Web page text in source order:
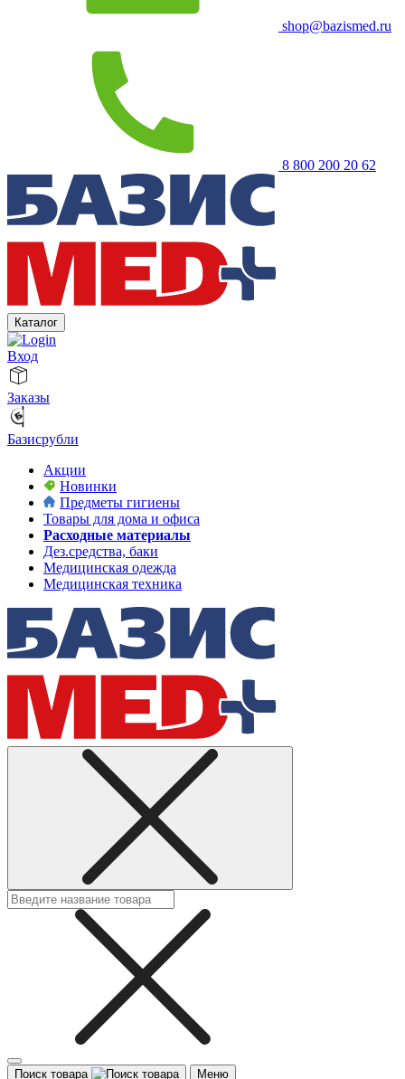
shop@bazismed.ru
8 800 200 20 62
Каталог
Вход
Заказы
Базисрубли
Акции
Новинки
Предметы гигиены
Товары для дома и офиса
Расходные материалы
Дез.средства, баки
Медицинская одежда
Медицинская техника
Поиск товара Меню